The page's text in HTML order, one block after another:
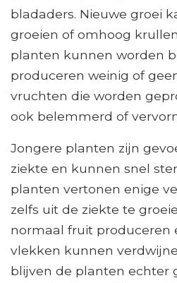
bladaders. Nieuwe groei
groeien of omhoog
planten kunnen worden
produceren weinig of
vruchten die worden
ook belemmerd of
Jongere planten zijn
ziekte en kunnen snel
planten vertonen enige
zelfs uit de ziekte te
normaal fruit produceren
vlekken kunnen
blijven de planten echter